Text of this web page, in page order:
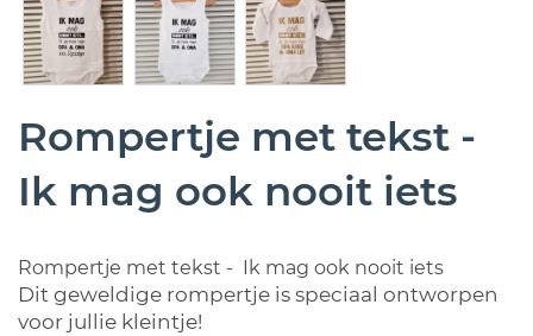
Rompertje met tekst -
Ik mag ook nooit iets
Rompertje met tekst - Ik mag ook nooit iets
Dit geweldige rompertje is speciaal ontworpen
voor jullie kleintje!